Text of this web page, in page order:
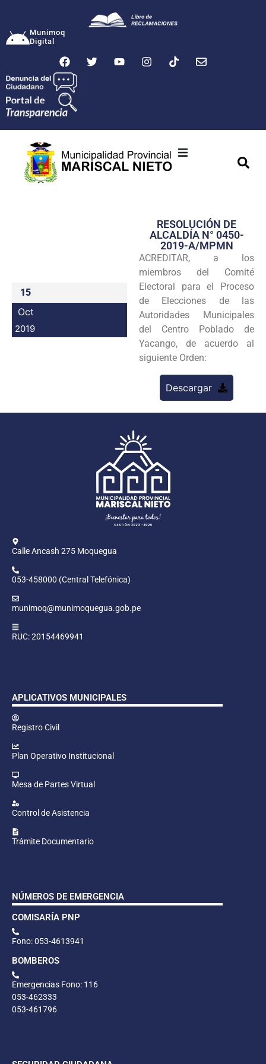
Munimoq
Digital
Transparencia
Seguridad
Programas
Intranet
15
Oct
2019
RESOLUCIÓN DE
ALCALDÍA N° 0450-
2019-A/MPMN
ACREDITAR, a los
miembros del Comité
Electoral para el Proceso
de Elecciones de las
Autoridades Municipales
del Centro Poblado de
Yacango, de acuerdo al
siguiente Orden:
Descargar
Calle Ancash 275 Moquegua
053-458000 (Central Telefónica)
munimoq@munimoquegua.gob.pe
RUC: 20154469941
APLICATIVOS MUNICIPALES
Registro Civil
Plan Operativo Institucional
Mesa de Partes Virtual
Control de Asistencia
Trámite Documentario
NÚMEROS DE EMERGENCIA
COMISARÍA PNP
Fono: 053-4613941
BOMBEROS
Emergencias Fono: 116
053-462333
053-461796